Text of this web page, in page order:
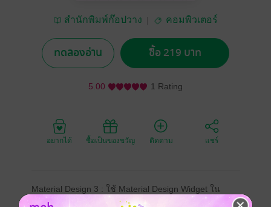
สำนักพิมพ์ก๊อปวาง คอมพิวเตอร์
ทดลองอ่าน ซื้อ 219 บาท
5.00 1 Rating
อยากได้ ซื้อเป็นของขวัญ ติดตาม แชร์
Material Design 3 : ใช้ Material Design Widget ใน
Flutter อย่างเข้าใจและประยุกต์ใช้งานได้ หนังสือเล่มนี้